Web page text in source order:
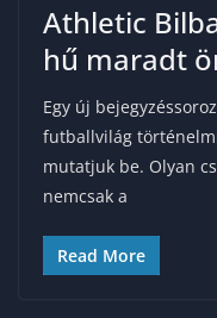
Athletic
hű maradt
Egy új
futballvilág
mutatjuk be. Olyan
nemcsak a
Read More